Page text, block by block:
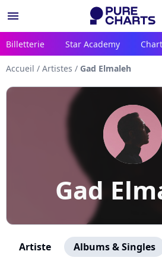
menu
Billetterie Star Academy
Accueil / Artistes / Gad Elmaleh
Gad
Artiste Albums & Singles